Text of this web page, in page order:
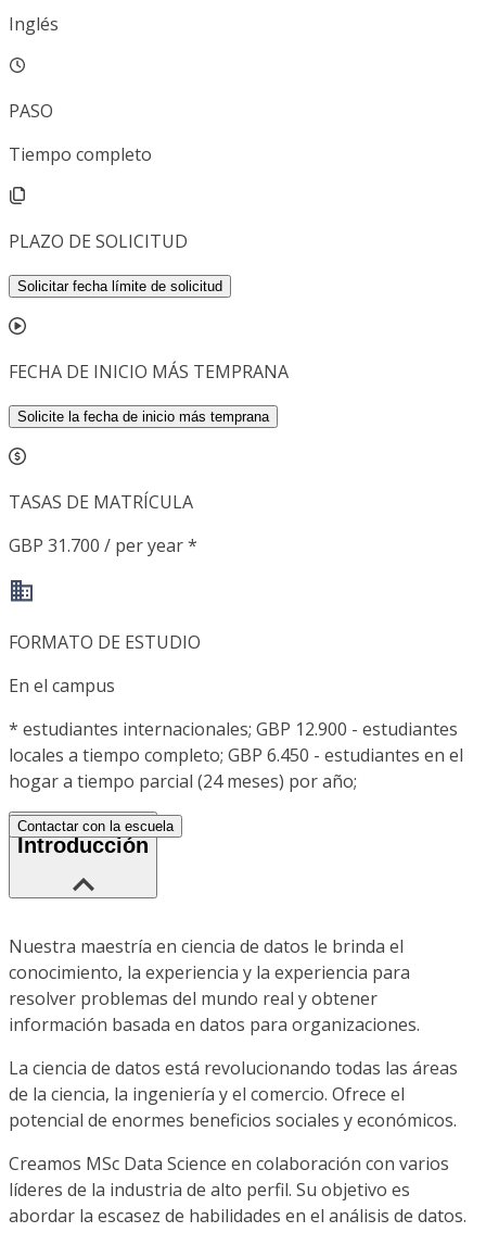
Inglés
PASO
Tiempo completo
PLAZO DE SOLICITUD
Solicitar fecha límite de solicitud
FECHA DE INICIO MÁS TEMPRANA
Solicite la fecha de inicio más temprana
TASAS DE MATRÍCULA
GBP 31.700 / per year *
FORMATO DE ESTUDIO
En el campus
* estudiantes internacionales; GBP 12.900 - estudiantes
locales a tiempo completo; GBP 6.450 - estudiantes en el
hogar a tiempo parcial (24 meses) por año;
Contactar con la escuela
Introducción
Nuestra maestría en ciencia de datos le brinda el
conocimiento, la experiencia y la experiencia para
resolver problemas del mundo real y obtener
información basada en datos para organizaciones.
La ciencia de datos está revolucionando todas las áreas
de la ciencia, la ingeniería y el comercio. Ofrece el
potencial de enormes beneficios sociales y económicos.
Creamos MSc Data Science en colaboración con varios
líderes de la industria de alto perfil. Su objetivo es
abordar la escasez de habilidades en el análisis de datos.